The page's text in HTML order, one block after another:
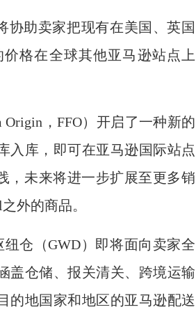
协助卖家把现有在美国、英国
格在全球其他亚马逊站点上
，FFO）开启了一种新的
入库，即可在亚马逊国际站点
，未来将进一步扩展至更多销
外的商品。
仓（GWD）即将面向卖家全
盖仓储、报关清关、跨境运输
的地国家和地区的亚马逊配送